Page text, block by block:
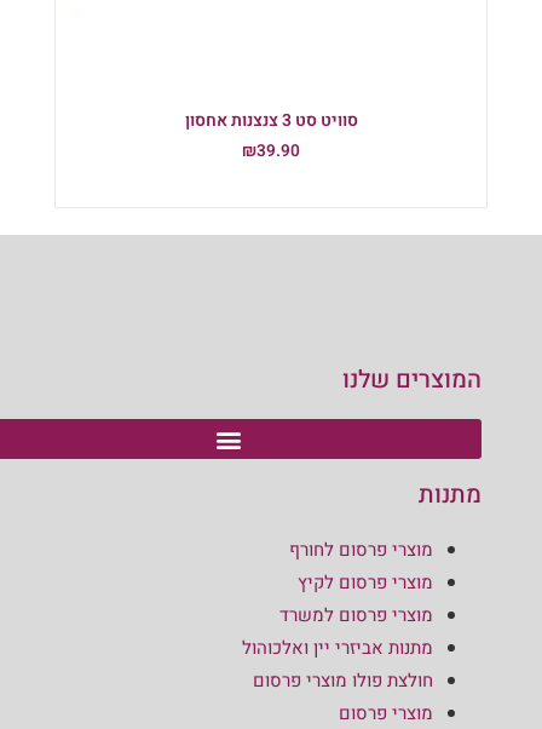
סוויט סט 3 צנצנות אחסון
₪39.90
המוצרים שלנו
מתנות
מוצרי פרסום לחורף
מוצרי פרסום לקיץ
מוצרי פרסום למשרד
מתנות אביזרי יין ואלכוהול
חולצת פולו מוצרי פרסום
מוצרי פרסום